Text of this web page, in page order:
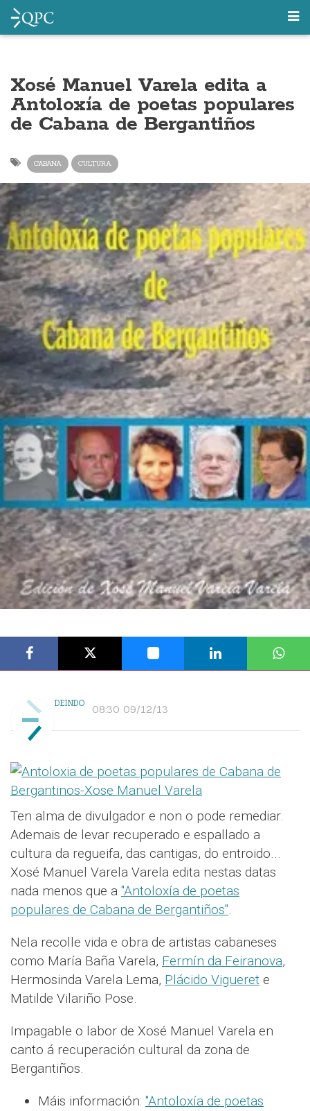
Xosé Manuel Varela edita a
Antoloxía de poetas populares
de Cabana de Bergantiños
CABANA CULTURA
DEINDO 08:30 09/12/13
Ten alma de divulgador e non o pode remediar.
Ademais de levar recuperado e espallado a
cultura da regueifa, das cantigas, do entroido...
Xosé Manuel Varela Varela edita nestas datas
nada menos que a "Antoloxía de poetas
populares de Cabana de Bergantiños".
Nela recolle vida e obra de artistas cabaneses
como María Baña Varela, Fermín da Feiranova,
Hermosinda Varela Lema, Plácido Vigueret e
Matilde Vilariño Pose.
Impagable o labor de Xosé Manuel Varela en
canto á recuperación cultural da zona de
Bergantiños.
Máis información: "Antoloxía de poetas